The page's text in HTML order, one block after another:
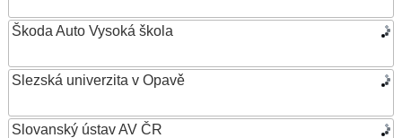
Škoda Auto Vysoká škola
Slezská univerzita v Opavě
Slovanský ústav AV ČR